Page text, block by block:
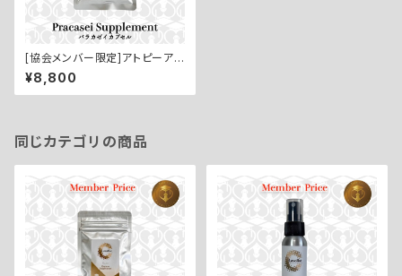
[協会メンバー限定]アトピーアレ
ルギー・カイカイの子のインナー
ケアに【Pracasei Suppleme
nt／PG乳酸菌カプセル：60錠】
¥8,800
同じカテゴリの商品